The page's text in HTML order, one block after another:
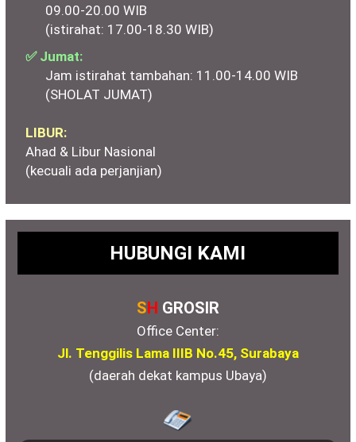
09.00-20.00 WIB
(istirahat: 17.00-18.30 WIB)
✅ Jumat:
Jam istirahat tambahan: 11.00-14.00 WIB
(SHOLAT JUMAT)
LIBUR:
Ahad & Libur Nasional
(kecuali ada perjanjian)
HUBUNGI KAMI
SH GROSIR
Office Center:
Jl. Tenggilis Lama IIIB No.45, Surabaya
(daerah dekat kampus Ubaya)